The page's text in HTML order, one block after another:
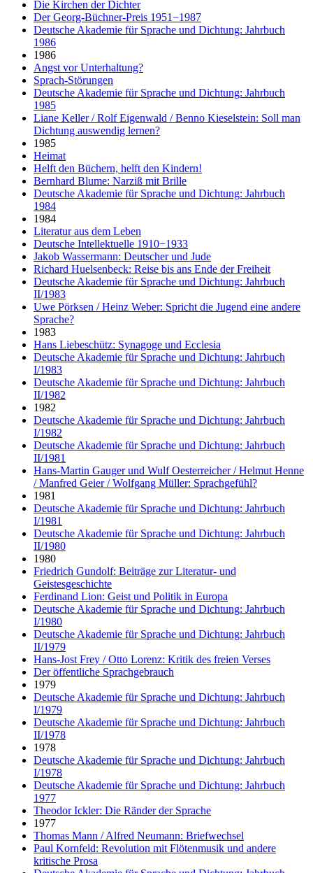
Die Kirchen der Dichter
Der Georg-Büchner-Preis 1951−1987
Deutsche Akademie für Sprache und Dichtung: Jahrbuch
1986
1986
Angst vor Unterhaltung?
Sprach-Störungen
Deutsche Akademie für Sprache und Dichtung: Jahrbuch
1985
Liane Keller / Rolf Eigenwald / Benno Kieselstein: Soll man
Dichtung auswendig lernen?
1985
Heimat
Helft den Büchern, helft den Kindern!
Bernhard Blume: Narziß mit Brille
Deutsche Akademie für Sprache und Dichtung: Jahrbuch
1984
1984
Literatur aus dem Leben
Deutsche Intellektuelle 1910−1933
Jakob Wassermann: Deutscher und Jude
Richard Huelsenbeck: Reise bis ans Ende der Freiheit
Deutsche Akademie für Sprache und Dichtung: Jahrbuch
II/1983
Uwe Pörksen / Heinz Weber: Spricht die Jugend eine andere
Sprache?
1983
Hans Liebeschütz: Synagoge und Ecclesia
Deutsche Akademie für Sprache und Dichtung: Jahrbuch
I/1983
Deutsche Akademie für Sprache und Dichtung: Jahrbuch
II/1982
1982
Deutsche Akademie für Sprache und Dichtung: Jahrbuch
I/1982
Deutsche Akademie für Sprache und Dichtung: Jahrbuch
II/1981
Hans-Martin Gauger und Wulf Oesterreicher / Helmut Henne
/ Manfred Geier / Wolfgang Müller: Sprachgefühl?
1981
Deutsche Akademie für Sprache und Dichtung: Jahrbuch
I/1981
Deutsche Akademie für Sprache und Dichtung: Jahrbuch
II/1980
1980
Friedrich Gundolf: Beiträge zur Literatur- und
Geistesgeschichte
Ferdinand Lion: Geist und Politik in Europa
Deutsche Akademie für Sprache und Dichtung: Jahrbuch
I/1980
Deutsche Akademie für Sprache und Dichtung: Jahrbuch
II/1979
Hans-Jost Frey / Otto Lorenz: Kritik des freien Verses
Der öffentliche Sprachgebrauch
1979
Deutsche Akademie für Sprache und Dichtung: Jahrbuch
I/1979
Deutsche Akademie für Sprache und Dichtung: Jahrbuch
II/1978
1978
Deutsche Akademie für Sprache und Dichtung: Jahrbuch
I/1978
Deutsche Akademie für Sprache und Dichtung: Jahrbuch
1977
Theodor Ickler: Die Ränder der Sprache
1977
Thomas Mann / Alfred Neumann: Briefwechsel
Paul Kornfeld: Revolution mit Flötenmusik und andere
kritische Prosa